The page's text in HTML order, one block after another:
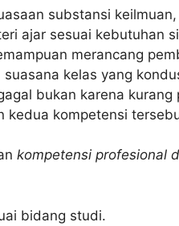
substansi
ajar sesuai kebutuhan
merancang
kelas yang
bukan karena kurang
kedua kompetensi
kompetensi profesional
bidang studi.